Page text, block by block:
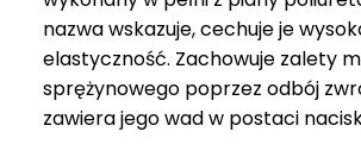
nazwa wskazuje, cechuje je
elastyczność. Zachowuje zalety
sprężynowego poprzez odbój
zawiera jego wad w postaci